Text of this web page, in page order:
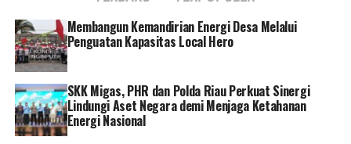
Membangun Kemandirian Energi Desa Melalui
Penguatan Kapasitas Local Hero
SKK Migas, PHR dan Polda Riau Perkuat Sinergi
Lindungi Aset Negara demi Menjaga Ketahanan
Energi Nasional